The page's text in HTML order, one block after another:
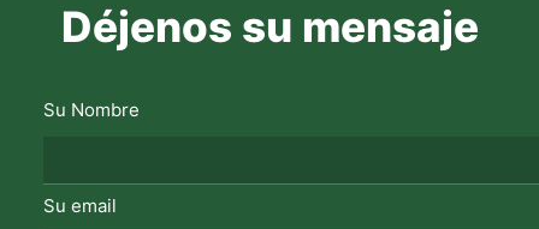
Déjenos su mensaje
Su Nombre
Su email